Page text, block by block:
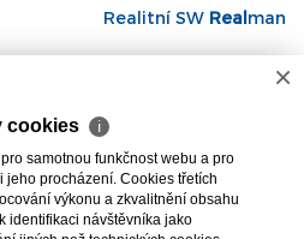
Realitní SW Realman
×
cookies ℹ
samotnou funkčnost webu a pro
procházení. Cookies třetích
výkonu a zkvalitnění obsahu
identifikaci návštěvníka jako